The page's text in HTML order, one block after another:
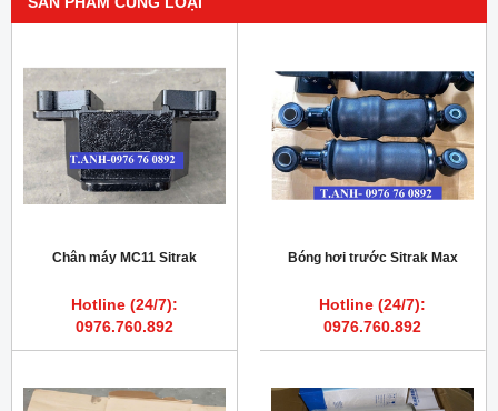
Chân máy MC11 Sitrak
Hotline (24/7):
0976.760.892
Bóng hơi trước Sitrak Max
Hotline (24/7):
0976.760.892